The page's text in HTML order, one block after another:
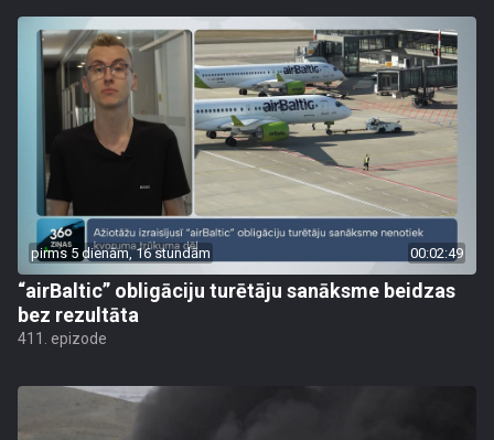
pirms 5 dienām, 16 stundām 00:02:49
“airBaltic” obligāciju turētāju sanāksme beidzas
bez rezultāta
411. epizode